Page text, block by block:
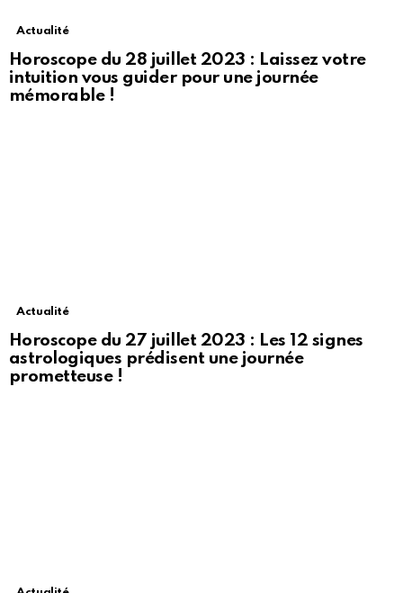
Actualité
Horoscope du 28 juillet 2023 : Laissez votre
intuition vous guider pour une journée
mémorable !
Actualité
Horoscope du 27 juillet 2023 : Les 12 signes
astrologiques prédisent une journée
prometteuse !